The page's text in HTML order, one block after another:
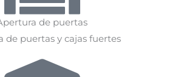
de puertas
de puertas y cajas fuertes